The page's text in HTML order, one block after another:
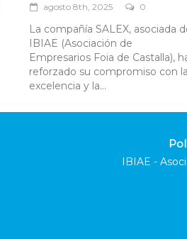
agosto 8th, 2025 0
La compañía SALEX, asociada
IBIAE (Asociación de
Empresarios Foia de Castalla),
reforzado su compromiso con la
excelencia y la...
IBIAE -